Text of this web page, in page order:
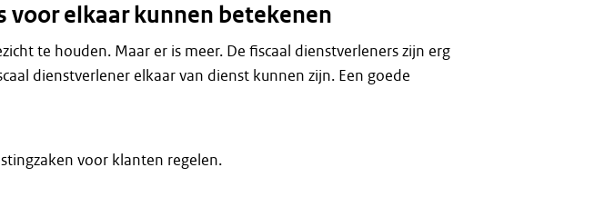
voor elkaar kunnen betekenen
te houden. Maar er is meer. De fiscaal dienstverleners zijn erg
dienstverlener elkaar van dienst kunnen zijn. Een goede
voor klanten regelen.